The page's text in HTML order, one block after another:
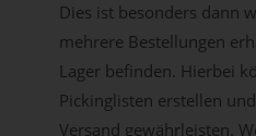
Dies ist besonders dann
mehrere Bestellungen
Lager befinden. Hierbei
Pickinglisten erstellen
Versand gewährleisten.